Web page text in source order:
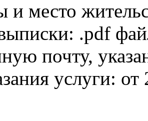
и место
.pdf
почту,
услуги: от